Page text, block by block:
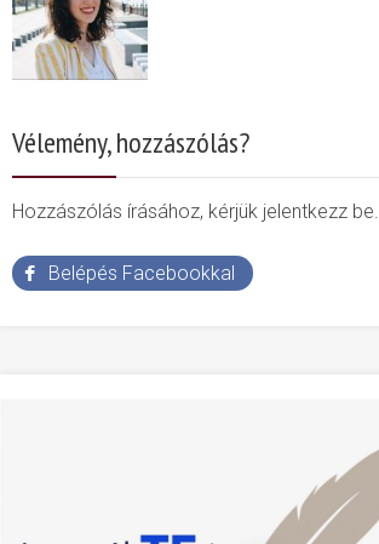
Vélemény, hozzászólás?
Hozzászólás írásához, kérjük jelentkezz be.
Belépés Facebookkal